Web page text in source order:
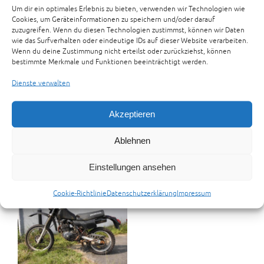
Um dir ein optimales Erlebnis zu bieten, verwenden wir Technologien wie
Cookies, um Geräteinformationen zu speichern und/oder darauf
zuzugreifen. Wenn du diesen Technologien zustimmst, können wir Daten
wie das Surfverhalten oder eindeutige IDs auf dieser Website verarbeiten.
Wenn du deine Zustimmung nicht erteilst oder zurückziehst, können
bestimmte Merkmale und Funktionen beeinträchtigt werden.
Dienste verwalten
Akzeptieren
Ablehnen
Einstellungen ansehen
Cookie-RichtlinieDatenschutzerklärungImpressum
sortiert